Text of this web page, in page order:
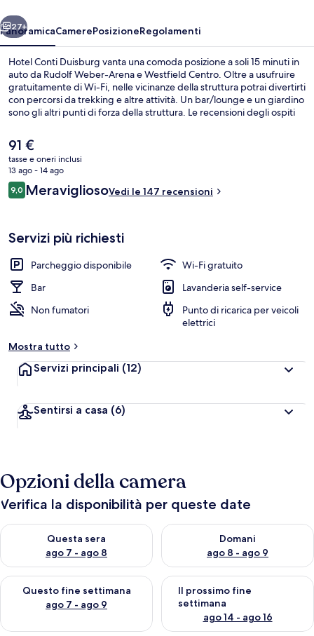
Avanti
27+
PanoramicaCamerePosizioneRegolamenti
Hotel Conti Duisburg vanta una comoda posizione a soli 15 minuti in
auto da Rudolf Weber-Arena e Westfield Centro. Oltre a usufruire
gratuitamente di Wi-Fi, nelle vicinanze della struttura potrai divertirti
con percorsi da trekking e altre attività. Un bar/lounge e un giardino
sono gli altri punti di forza della struttura. Le recensioni degli ospiti
facilissimo: Kremerstraße U-Bahn si trova a pochi minuti di distanza,
mentre Musfeldstraße U-Bahn è a 6 min a piedi.
Il
prezzo
attuale
è
91 €
91 €
tasse e oneri inclusi
13 ago - 14 ago
Recensioni
9,09,0 su 10
MeravigliosoVedi le 147 recensioni
Servizi più richiesti
Parcheggio disponibile
Wi-Fi gratuito
Bar
Lavanderia self-service
Non fumatori
Punto di ricarica per veicoli
elettrici
Mostra tutto
Servizi principali (12)
Sentirsi a casa (6)
Opzioni della camera
Verifica la disponibilità per queste date
Questa sera
ago 7 - ago 8
Verifica la disponibilità per questa sera, ago 7 - ago 8
Domani
ago 8 - ago 9
Verifica la disponibilità per
Questo fine settimana
ago 7 - ago 9
Verifica la disponibilità per questo fine settimana, ago 7 - ago
Il prossimo fine
settimana
ago 14 - ago 16
Verifica la disponibilità per il